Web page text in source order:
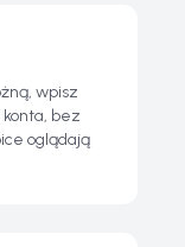
i Darmową
wpisz
bez
oglądają